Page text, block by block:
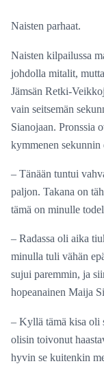
Naisten parhaat.
Naisten kilpailussa
johdolla mitalit,
Jämsän Retki-
vain seitsemän
Sianojaan. Pronssia
kymmenen
– Tänään tuntui
paljon. Takana on
tämä on minulle
– Radassa oli aika
minulla tuli vähän
sujui paremmin, ja
hopeanainen Maija
– Kyllä tämä kisa oli
olisin toivonut
hyvin se kuitenkin